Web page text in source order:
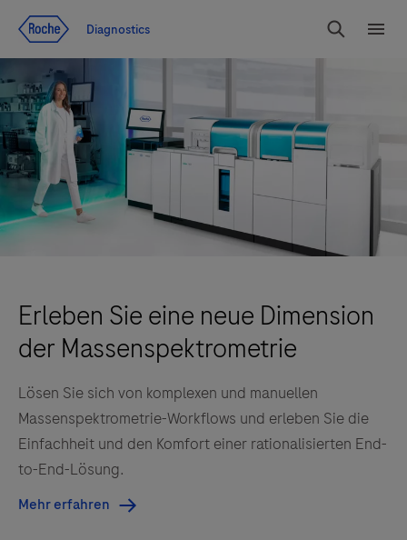
Diagnostics
Suchen
Erleben Sie eine neue Dimension
der Massenspektrometrie
Lösen Sie sich von komplexen und manuellen
Massenspektrometrie-Workflows und erleben Sie die
Einfachheit und den Komfort einer rationalisierten End-
to-End-Lösung.
Mehr erfahren